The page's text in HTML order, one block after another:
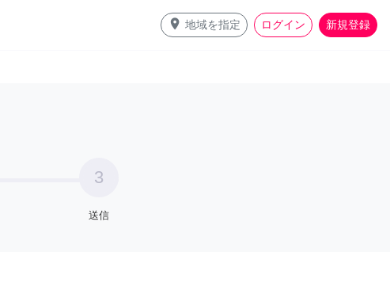
place 地域を指定 ログイン 新規登録
3
送信